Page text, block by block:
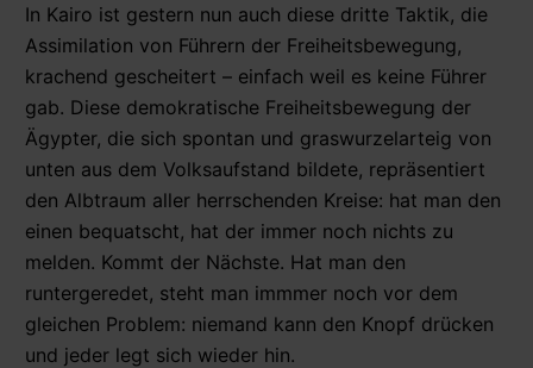
In Kairo ist gestern nun auch diese dritte Taktik, die
Assimilation von Führern der Freiheitsbewegung,
krachend gescheitert – einfach weil es keine Führer
gab. Diese demokratische Freiheitsbewegung der
Ägypter, die sich spontan und graswurzelarteig von
unten aus dem Volksaufstand bildete, repräsentiert
den Albtraum aller herrschenden Kreise: hat man den
einen bequatscht, hat der immer noch nichts zu
melden. Kommt der Nächste. Hat man den
runtergeredet, steht man immmer noch vor dem
gleichen Problem: niemand kann den Knopf drücken
und jeder legt sich wieder hin.